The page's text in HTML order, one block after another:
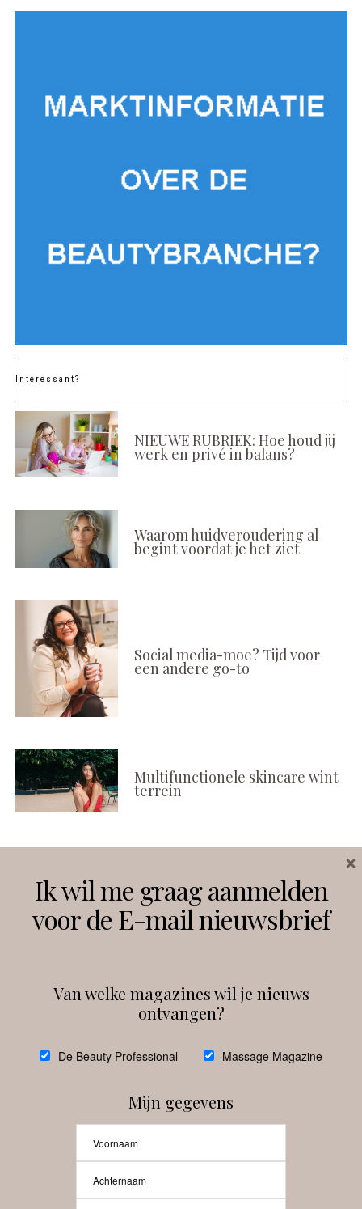
Interessant?
NIEUWE RUBRIEK: Hoe houd jij
werk en privé in balans?
Waarom huidveroudering al
begint voordat je het ziet
Social media-moe? Tijd voor
een andere go-to
Multifunctionele skincare wint
terrein
Instagram Facebook
debeautyprofessional
Ik wil me graag aanmelden
voor de E-mail nieuwsbrief
Van welke magazines wil je nieuws
ontvangen?
De Beauty Professional Massage Magazine
Mijn gegevens
×